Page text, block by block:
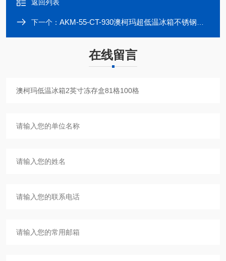
返回列表
下一个： AKM-55-CT-930澳柯玛超低温冰箱不锈钢抽屉式冻存架5层5列
在线留言